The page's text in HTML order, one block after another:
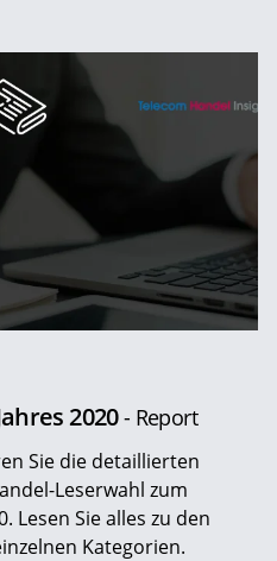
2020- Report
Sie die detaillierten
Leserwahl zum
Lesen Sie alles zu den
Kategorien.